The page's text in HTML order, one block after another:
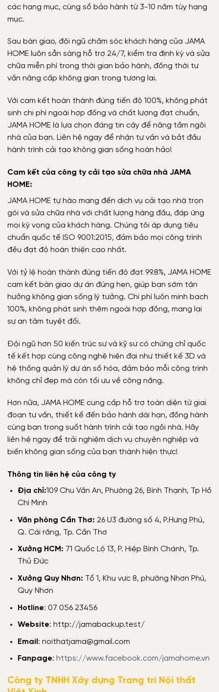
các hạng mục, cùng sổ bảo hành từ 3-10 năm tùy hạng
mục.
Sau bàn giao, đội ngũ chăm sóc khách hàng của JAMA
HOME luôn sẵn sàng hỗ trợ 24/7, kiểm tra định kỳ và sửa
chữa miễn phí trong thời gian bảo hành, đồng thời tư
vấn nâng cấp không gian trong tương lai.
Với cam kết hoàn thành đúng tiến độ 100%, không phát
sinh chi phí ngoài hợp đồng và chất lượng đạt chuẩn,
JAMA HOME là lựa chọn đáng tin cậy để nâng tầm ngôi
nhà của bạn. Liên hệ ngay để nhận tư vấn và bắt đầu
hành trình cải tạo không gian sống hoàn hảo!
Cam kết của công ty cải tạo sửa chữa nhà JAMA
HOME:
JAMA HOME tự hào mang đến dịch vụ cải tạo nhà trọn
gói và sửa chữa nhà với chất lượng hàng đầu, đáp ứng
mọi kỳ vọng của khách hàng. Chúng tôi áp dụng tiêu
chuẩn quốc tế ISO 9001:2015, đảm bảo mọi công trình
đều đạt độ hoàn thiện cao nhất.
Với tỷ lệ hoàn thành đúng tiến độ đạt 99.8%, JAMA HOME
cam kết bàn giao dự án đúng hẹn, giúp bạn sớm tận
hưởng không gian sống lý tưởng. Chi phí luôn minh bạch
100%, không phát sinh thêm ngoài hợp đồng, mang lại
sự an tâm tuyệt đối.
Đội ngũ hơn 50 kiến trúc sư và kỹ sư có chứng chỉ quốc
tế kết hợp cùng công nghệ hiện đại như thiết kế 3D và
hệ thống quản lý dự án số hóa, đảm bảo mỗi công trình
không chỉ đẹp mà còn tối ưu về công năng.
Hơn nữa, JAMA HOME cung cấp hỗ trợ toàn diện từ giai
đoạn tư vấn, thiết kế đến bảo hành dài hạn, đồng hành
cùng bạn trong suốt hành trình cải tạo ngôi nhà. Hãy
liên hệ ngay để trải nghiệm dịch vụ chuyên nghiệp và
biến không gian sống của bạn thành hiện thực!
Thông tin liên hệ của công ty
Địa chỉ:109 Chu Văn An, Phường 26, Bình Thạnh, Tp Hồ
Chí Minh
Văn phòng Cần Thơ: 26 U3 đường số 4, P.Hưng Phú,
Q. Cái răng, Tp. Cần Thơ
Xưởng HCM: 71 Quốc Lộ 13, P. Hiệp Bình Chánh, Tp.
Thủ Đức
Xưởng Quy Nhơn: Tổ 1, Khu vực 8, phường Nhơn Phú,
Quy Nhơn
Hotline: 07 056 23456
Website: http://jamabackup.test/
Email : noithatjama@gmail.com
Fanpage: https://www.facebook.com/jamahome.vn
Công ty TNHH Xây dựng Trang trí Nội thất